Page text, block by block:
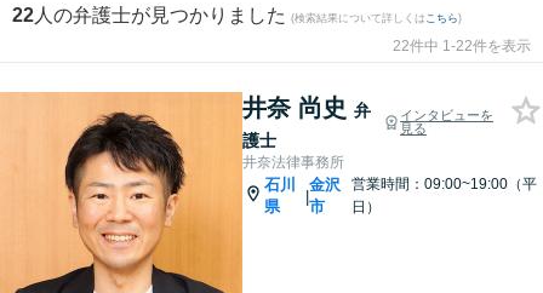
22 人の弁護士が見つかりました (検索結果について詳しくは こちら)
22件中 1-22件を表示
井奈 尚史 弁
護士
インタビューを
見る
井奈法律事務所
石川
県
|
金沢
市
営業時間：09:00~19:00（平
日）